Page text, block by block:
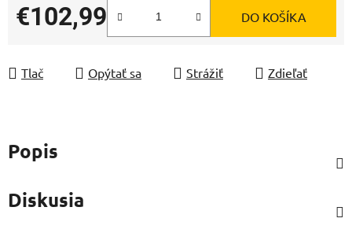
€102,99
Jednotková cena:
DO KOŠÍKA
Tlač Opýtať sa Strážiť Zdieľať
Popis
Diskusia